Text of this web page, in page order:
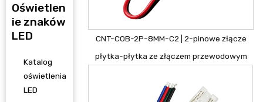
Oświetlen
ie znaków
LED
Katalog
oświetlenia
LED
CNT-COB-2P-8MM-C2 | 2-pinowe złącze
płytka-płytka ze złączem przewodowym